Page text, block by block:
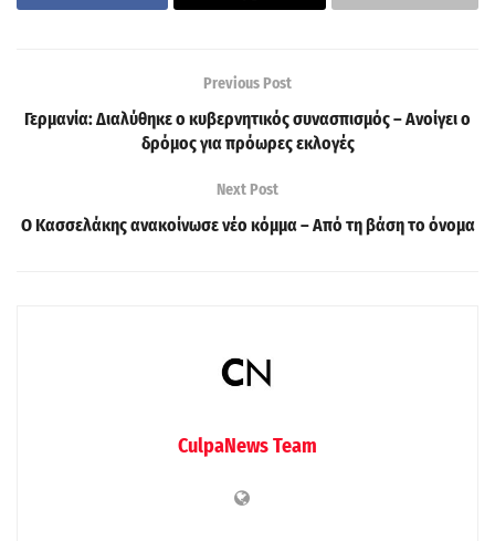
Previous Post
Γερμανία: Διαλύθηκε ο κυβερνητικός συνασπισμός – Ανοίγει ο
δρόμος για πρόωρες εκλογές
Next Post
Ο Κασσελάκης ανακοίνωσε νέο κόμμα – Από τη βάση το όνομα
CulpaNews Team